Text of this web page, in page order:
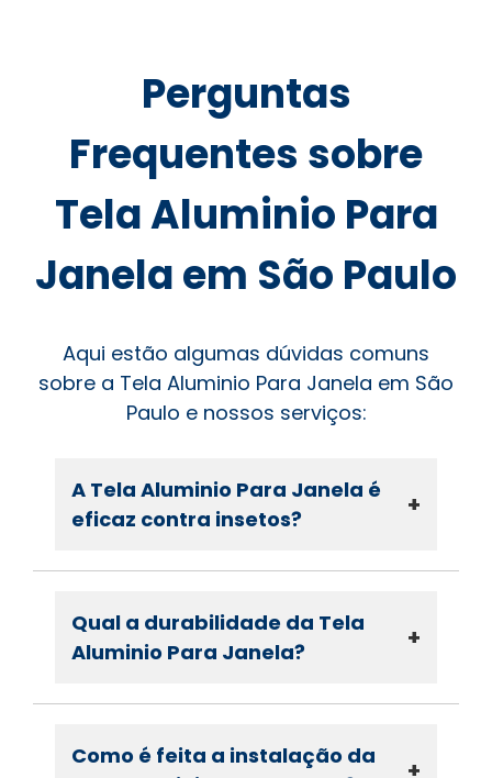
Perguntas
Frequentes sobre
Tela Aluminio Para
Janela em São Paulo
Aqui estão algumas dúvidas comuns
sobre a Tela Aluminio Para Janela em São
Paulo e nossos serviços:
A Tela Aluminio Para Janela é
eficaz contra insetos?
+
Qual a durabilidade da Tela
Aluminio Para Janela?
+
Como é feita a instalação da
+